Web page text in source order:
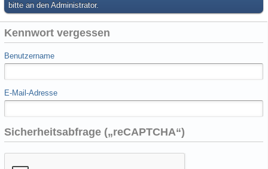
bitte an den Administrator.
Kennwort vergessen
Benutzername
E-Mail-Adresse
Sicherheitsabfrage („reCAPTCHA“)